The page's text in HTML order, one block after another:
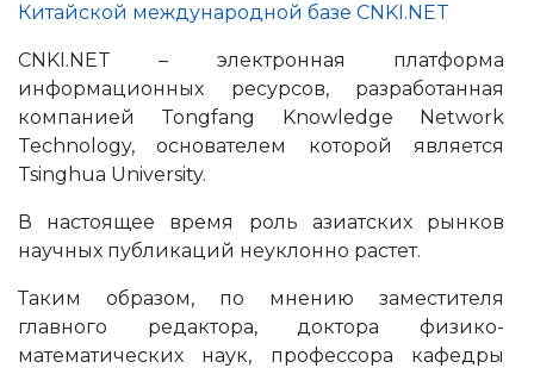
Китайской международной базе CNKI.NET
CNKI.NET – электронная платформа
информационных ресурсов, разработанная
компанией Tongfang Knowledge Network
Technology, основателем которой является
Tsinghua University.
В настоящее время роль азиатских рынков
научных публикаций неуклонно растет.
Таким образом, по мнению заместителя
главного редактора, доктора физико-
математических наук, профессора кафедры